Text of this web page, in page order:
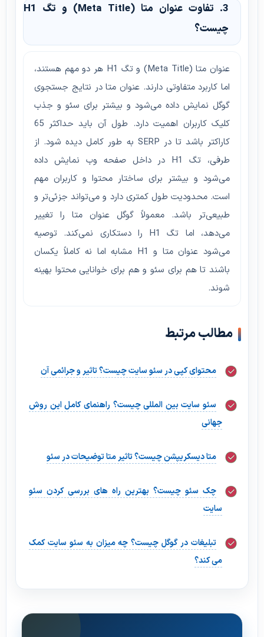
3. تفاوت عنوان متا (Meta Title) و تگ H1
چیست؟
عنوان متا (Meta Title) و تگ H1 هر دو مهم هستند،
اما کاربرد متفاوتی دارند. عنوان متا در نتایج جستجوی
گوگل نمایش داده می‌شود و بیشتر برای سئو و جذب
کلیک کاربران اهمیت دارد. طول آن باید حداکثر 65
کاراکتر باشد تا در SERP به طور کامل دیده شود. از
طرفی، تگ H1 در داخل صفحه وب نمایش داده
می‌شود و بیشتر برای ساختار محتوا و کاربران مهم
است. محدودیت طول کمتری دارد و می‌تواند جزئی‌تر و
طبیعی‌تر باشد. معمولاً گوگل عنوان متا را تغییر
می‌دهد، اما تگ H1 را دستکاری نمی‌کند. توصیه
می‌شود عنوان متا و H1 مشابه اما نه کاملاً یکسان
باشند تا هم برای سئو و هم برای خوانایی محتوا بهینه
شوند.
مطالب مرتبط
محتوای کپی در سئو سایت چیست؟ تاثیر و جرائمی آن
سئو سایت بین المللی چیست؟ راهنمای کامل این روش
جهانی
متا دیسکریپشن چیست؟ تاثیر متا توضیحات در سئو
چک سئو چیست؟ بهترین راه های بررسی کردن سئو
سایت
تبلیغات در گوگل چیست؟ چه میزان به سئو سایت کمک
می کند؟